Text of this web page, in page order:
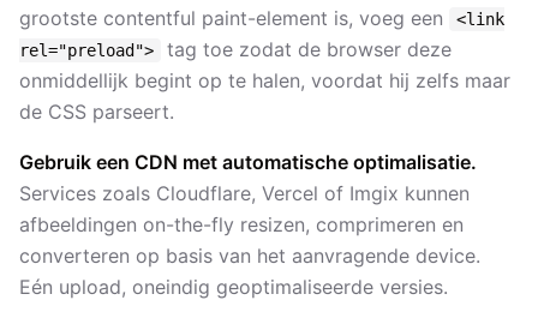
grootste contentful paint-element is, voeg een
<link
rel="preload">
tag toe zodat de browser deze
onmiddellijk begint op te halen, voordat hij zelfs maar
de CSS parseert.
Gebruik een CDN met automatische optimalisatie.
Services zoals Cloudflare, Vercel of Imgix kunnen
afbeeldingen on-the-fly resizen, comprimeren en
converteren op basis van het aanvragende device.
Eén upload, oneindig geoptimaliseerde versies.